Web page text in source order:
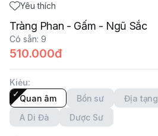
Yêu thích
Tràng Phan - Gấm - Ngũ Sắc
Có sẵn: 9
510.000đ
Kiẻu:
Quan âm
Bổn sư Địa tạng
A Di Đà
Dược Sư